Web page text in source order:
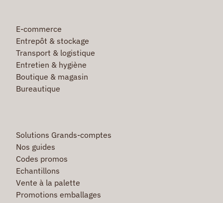
E-commerce
Entrepôt & stockage
Transport & logistique
Entretien & hygiène
Boutique & magasin
Bureautique
Solutions Grands-comptes
Nos guides
Codes promos
Echantillons
Vente à la palette
Promotions emballages